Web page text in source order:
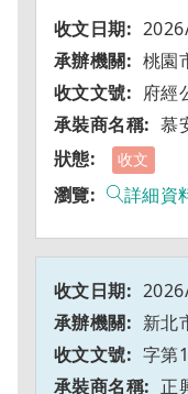
桃園
府經
慕
收文
詳細資
新北
字第
正